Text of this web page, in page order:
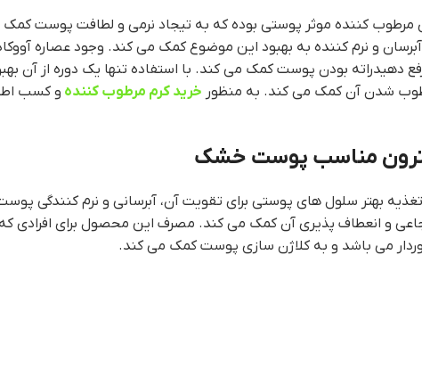
کننده موثر پوستی بوده که به تیجاد نرمی و لطافت پوست کمک
و نرم کننده به بهبود این موضوع کمک می کند. وجود عصاره
بودن پوست کمک می کند. با استفاده تنها یک دوره از آن
شدن آن کمک می کند. به منظور خرید کرم مرطوب کننده و کسب
مناسب پوست خشک
بهتر سلول های پوستی برای تقویت آن، آبرسانی و نرم کنندگی
و انعطاف پذیری آن کمک می کند. مصرف این محصول برای افرادی
می باشد و به کلاژن سازی پوست کمک می کند.